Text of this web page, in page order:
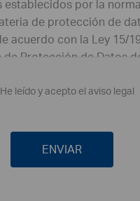
He leído y acepto el aviso legal